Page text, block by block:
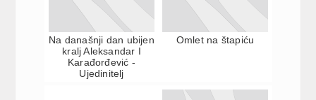
Na današnji dan ubijen
kralj Aleksandar I
Karađorđević -
Ujedinitelj
Omlet na štapiću